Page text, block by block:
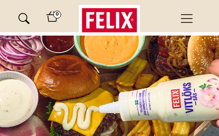
content
0